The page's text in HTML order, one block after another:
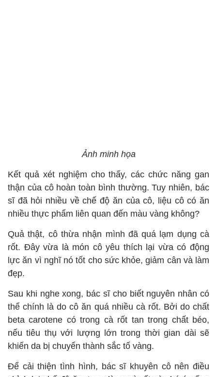
Ảnh minh họa
Kết quả xét nghiệm cho thấy, các chức năng gan
thận của cô hoàn toàn bình thường. Tuy nhiên, bác
sĩ đã hỏi nhiều về chế độ ăn của cô, liệu cô có ăn
nhiều thực phẩm liên quan đến màu vàng không?
Quả thật, cô thừa nhận mình đã quá lạm dụng cà
rốt. Đây vừa là món cô yêu thích lại vừa có động
lực ăn vì nghĩ nó tốt cho sức khỏe, giảm cân và làm
đẹp.
Sau khi nghe xong, bác sĩ cho biết nguyên nhân có
thể chính là do cô ăn quá nhiều cà rốt. Bởi do chất
beta carotene có trong cà rốt tan trong chất béo,
nếu tiêu thụ với lượng lớn trong thời gian dài sẽ
khiến da bị chuyển thành sắc tố vàng.
Để cải thiện tình hình, bác sĩ khuyên cô nên điều